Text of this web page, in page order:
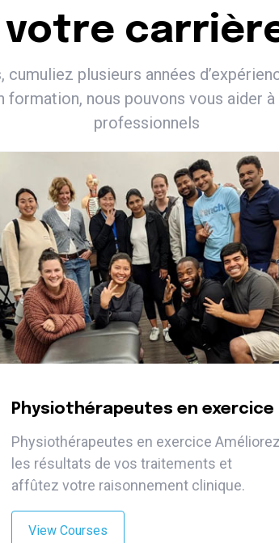
votre
cumuliez plusieurs années
formation, nous pouvons vous aider
professionnels
Physiothérapeutes en exercice
Physiothérapeutes en exercice Améliorez
les résultats de vos traitements et
affûtez votre raisonnement clinique.
View Courses